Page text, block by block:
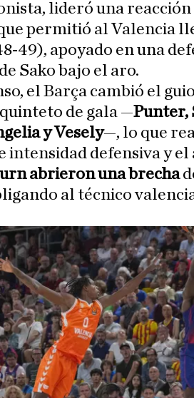
lideró una reacción
permitió al Valencia
49), apoyado en una
Sako bajo el aro.
el Barça cambió el
de gala —Punter,
y Vesely—, lo que
intensidad defensiva y
abrieron una brecha
al técnico